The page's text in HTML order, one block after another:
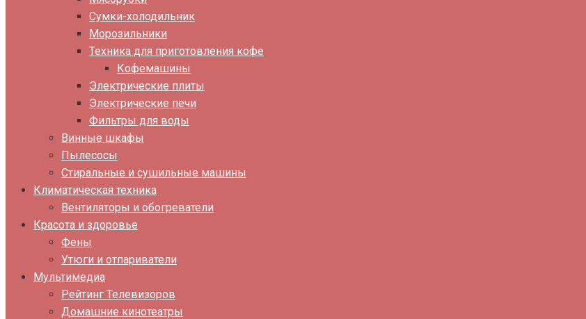
Сумки-холодильник
Морозильники
Техника для приготовления кофе
Кофемашины
Электрические плиты
Электрические печи
Фильтры для воды
Винные шкафы
Пылесосы
Стиральные и сушильные машины
Климатическая техника
Вентиляторы и обогреватели
Красота и здоровье
Фены
Утюги и отпариватели
Мультимедиа
Рейтинг Телевизоров
Домашние кинотеатры